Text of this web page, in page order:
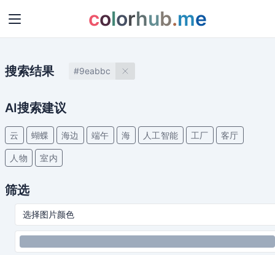
colorhub.me
搜索结果 #9eabbc
AI搜索建议
云 蝴蝶 海边 端午 海 人工智能 工厂 客厅
人物 室内
筛选